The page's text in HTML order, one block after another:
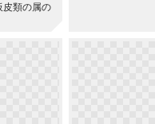
皮類の属の